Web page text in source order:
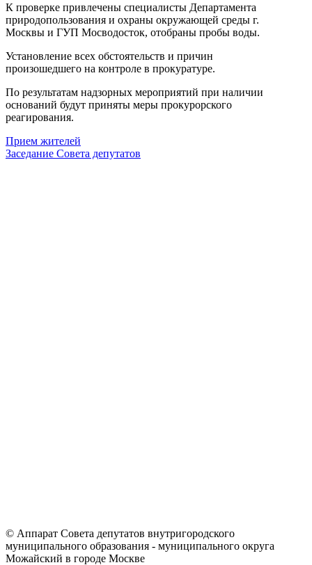
К проверке привлечены специалисты Департамента
природопользования и охраны окружающей среды г.
Москвы и ГУП Мосводосток, отобраны пробы воды.
Установление всех обстоятельств и причин
произошедшего на контроле в прокуратуре.
По результатам надзорных мероприятий при наличии
оснований будут приняты меры прокурорского
реагирования.
Прием жителей
Заседание Совета депутатов
© Аппарат Совета депутатов внутригородского
муниципального образования - муниципального округа
Можайский в городе Москве